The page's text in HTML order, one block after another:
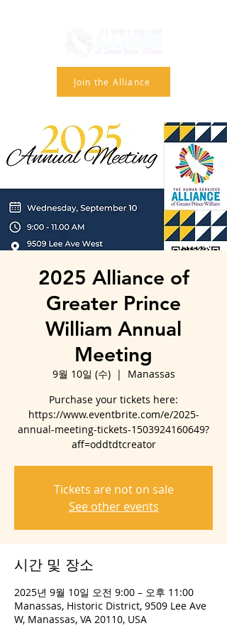
Join the Alliance
2025 Alliance of
Greater Prince
William Annual
Meeting
9월 10일 (수)
  |
Manassas
Purchase your tickets here:
https://www.eventbrite.com/e/2025-
annual-meeting-tickets-1503924160649?
aff=oddtdtcreator
Tickets are not on sale
See other events
시간 및 장소
2025년 9월 10일 오전 9:00 – 오후 11:00
Manassas, Historic District, 9509 Lee Ave
W, Manassas, VA 20110, USA